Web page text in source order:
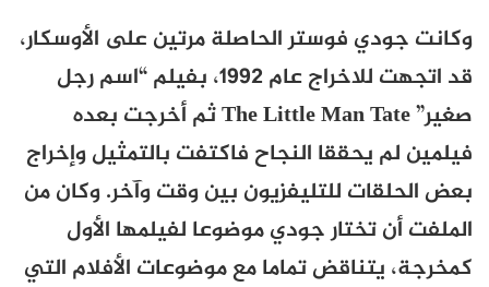
وكانت جودي فوستر الحاصلة مرتين على الأوسكار،
قد اتجهت للاخراج عام 1992، بفيلم
“اسم رجل
صغير” The Little Man Tate
ثم أخرجت بعده
فيلمين لم يحققا النجاح فاكتفت بالتمثيل وإخراج
بعض الحلقات للتليفزيون بين وقت وآخر. وكان من
الملفت أن تختار جودي موضوعا لفيلمها الأول
كمخرجة، يتناقض تماما مع موضوعات الأفلام التي